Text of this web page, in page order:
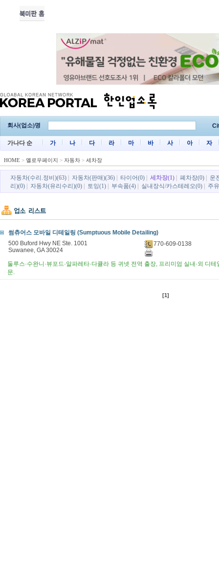
회사(업소)명
가나다 순 가 나 다 라 마 바 사 아 자
HOME > 옐로우페이지 > 자동차 > 세차장
자동차(수리.정비)(63) 자동차(판매)(36) 타이어(0) 세차장(1) 폐차장(0)
운
리)(0)
자동차(유리수리)(0) 토잉(1) 부속품(4) 실내장식/카스테레오(0) 주
썸츄어스 모바일 디테일링 (Sumptuous Mobile Detailing)
500 Buford Hwy NE Ste. 1001
Suwanee, GA 30024
770-609-0138
둘루스·수완니·뷰포드·알파레타·다큘라 등 귀넷 전역 출장, 프리미엄 실내·외 디
문.
[1]